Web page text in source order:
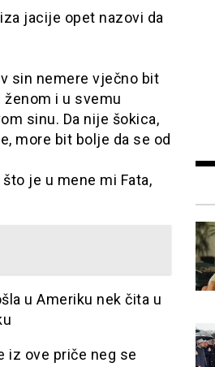
jacije opet nazovi da
sin nemere vječno bit
i u svemu
sinu. Da nije šokica,
more bit bolje da se od
je u mene mi Fata,
u Ameriku nek čita u
iz ove priče neg se